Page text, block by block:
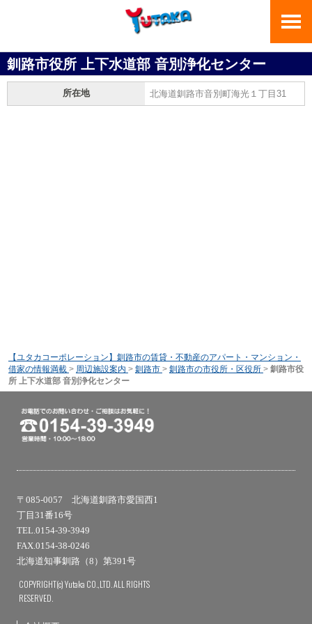
釧路市役所 上下水道部 音別浄化センター
所在地 北海道釧路市音別町海光１丁目31
【ユタカコーポレーション】釧路市の賃貸・不動産のアパート・マンション・
借家の情報満載 > 周辺施設案内 > 釧路市 > 釧路市の市役所・区役所 > 釧路市役
所 上下水道部 音別浄化センター
〒085-0057 北海道釧路市愛国西1
丁目31番16号
TEL.0154-39-3949
FAX.0154-38-0246
北海道知事釧路（8）第391号
COPYRIGHT(c) Yutaka CO.,LTD. ALL RIGHTS
RESERVED.